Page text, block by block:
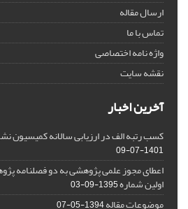
ارسال مقاله
تماس با ما
واژه نامه اختصاصی
نقشه سایت
آخرین اخبار
کسب رتبه الف در ارزیابی سالانه کمیسیون
1401-07-09
اعطای مجوز علمی پژوهشی به دو فصلنامه
اولین شماره1395-09-03
موضوعات مقاله1394-05-07